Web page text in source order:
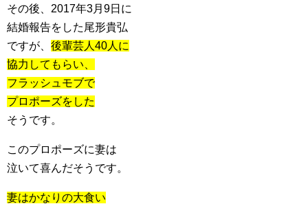
その後、2017年3月9日に
結婚報告をした尾形貴弘
ですが、 後輩芸人40人に
協力してもらい、
フラッシュモブで
プロポーズをした
そうです。
このプロポーズに妻は
泣いて喜んだそうです。
妻はかなりの大食い